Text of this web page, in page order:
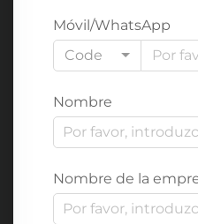
Móvil/WhatsApp
Code
Nombre
Nombre de la